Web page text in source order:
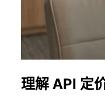
理解 API 定